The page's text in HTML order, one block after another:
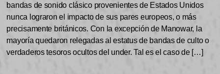
bandas de sonido clásico provenientes de Estados Unidos
nunca lograron el impacto de sus pares europeos, o más
precisamente británicos. Con la excepción de Manowar, la
mayoría quedaron relegadas al estatus de bandas de culto o
verdaderos tesoros ocultos del under. Tal es el caso de […]